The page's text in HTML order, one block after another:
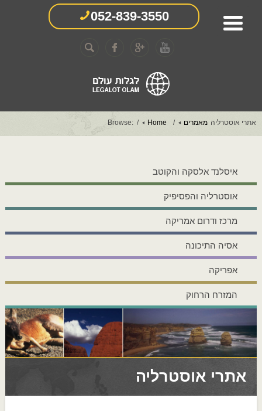
052-839-3550
Browse: Home מאמרים אתרי אוסטרליה
איסלנד אלסקה והקוטב
אוסטרליה והפסיפיק
מרכז ודרום אמריקה
אסיה התיכונה
אפריקה
המזרח הרחוק
אתרי אוסטרליה